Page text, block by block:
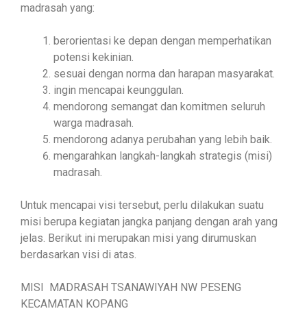
madrasah yang:
berorientasi ke depan dengan memperhatikan
potensi kekinian.
sesuai dengan norma dan harapan masyarakat.
ingin mencapai keunggulan.
mendorong semangat dan komitmen seluruh
warga madrasah.
mendorong adanya perubahan yang lebih baik.
mengarahkan langkah-langkah strategis (misi)
madrasah.
Untuk mencapai visi tersebut, perlu dilakukan suatu
misi berupa kegiatan jangka panjang dengan arah yang
jelas. Berikut ini merupakan misi yang dirumuskan
berdasarkan visi di atas.
MISI MADRASAH TSANAWIYAH NW PESENG
KECAMATAN KOPANG